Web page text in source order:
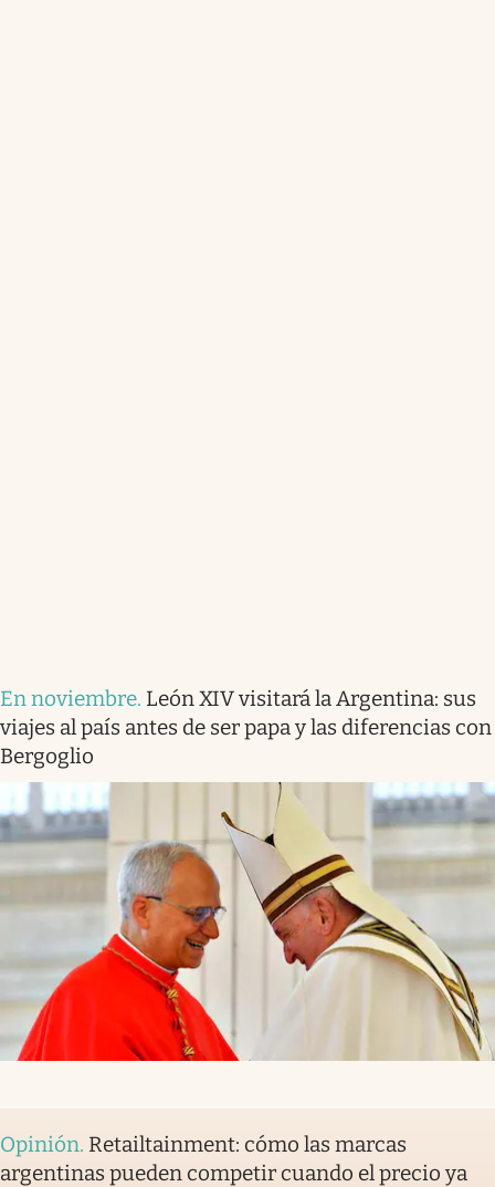
En noviembre. León XIV visitará la Argentina: sus
viajes al país antes de ser papa y las diferencias con
Bergoglio
Opinión. Retailtainment: cómo las marcas
argentinas pueden competir cuando el precio ya